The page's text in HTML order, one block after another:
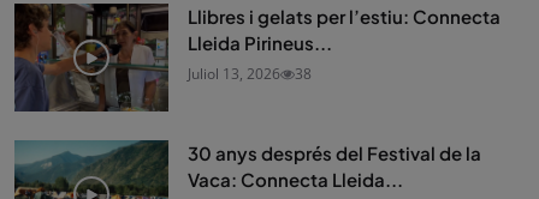
Llibres i gelats per l’estiu: Connecta
Lleida Pirineus...
Juliol 13, 2026 38
30 anys després del Festival de la
Vaca: Connecta Lleida...